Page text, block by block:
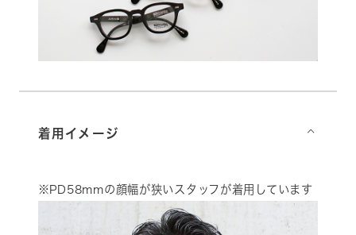
着用イメージ ⌵
※PD58mmの顔幅が狭いスタッフが着用しています